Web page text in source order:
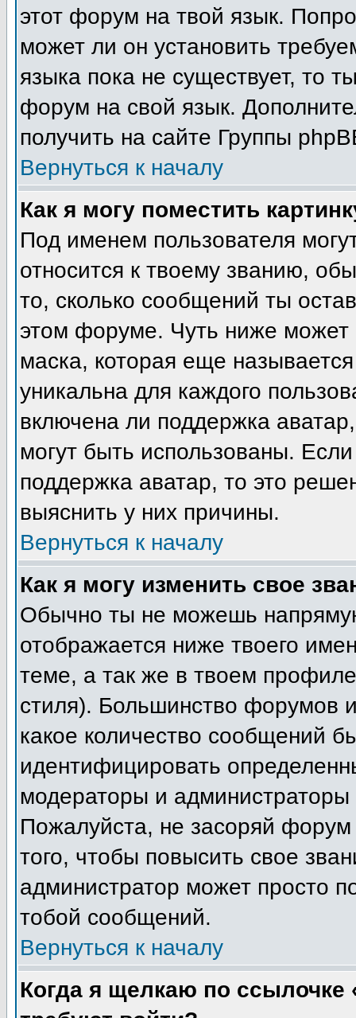
этот форум на твой язык.
может ли он установить
языка пока не существует, то
форум на свой язык.
получить на сайте Группы
Вернуться к началу
Как я могу поместить
Под именем пользователя
относится к твоему званию,
то, сколько сообщений ты
этом форуме. Чуть ниже может
маска, которая еще
уникальна для каждого
включена ли поддержка
могут быть использованы.
поддержка аватар, то это
выяснить у них причины.
Вернуться к началу
Как я могу изменить свое
Обычно ты не можешь
отображается ниже твоего
теме, а так же в твоем
стиля). Большинство форумов
какое количество сообщений
идентифицировать
модераторы и
Пожалуйста, не засоряй
того, чтобы повысить свое
администратор может просто
тобой сообщений.
Вернуться к началу
Когда я щелкаю по ссылочке